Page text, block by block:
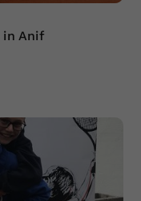
in Anif